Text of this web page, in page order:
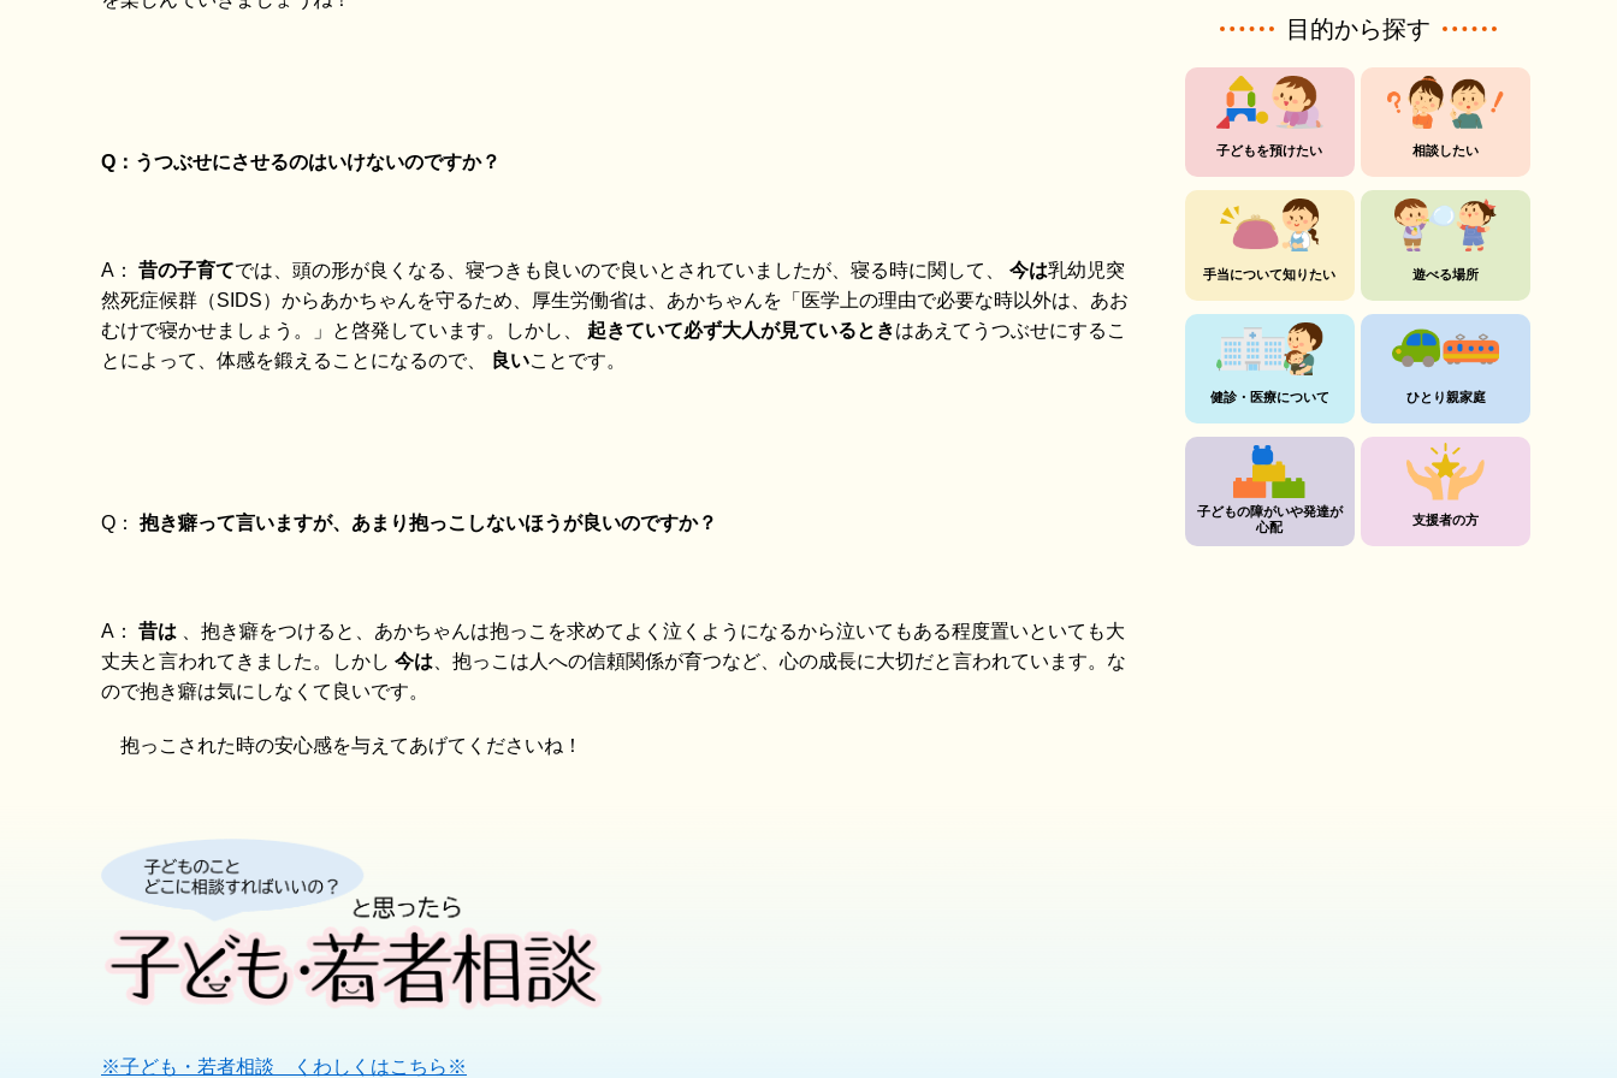
Q：うつぶせにさせるのはいけないのですか？
A： 昔の子育てでは、頭の形が良くなる、寝つきも良いので良いとされていましたが、寝る時に関して、 今は乳幼児突
然死症候群（SIDS）からあかちゃんを守るため、厚生労働省は、あかちゃんを「医学上の理由で必要な時以外は、あお
むけで寝かせましょう。」と啓発しています。しかし、
起きていて必ず大人が見ているときはあえてうつぶせにするこ
とによって、体感を鍛えることになるので、
良いことです。
Q： 抱き癖って言いますが、あまり抱っこしないほうが良いのですか？
A： 昔は
抱き癖をつけると、あかちゃんは抱っこを求めてよく泣くようになるから泣いてもある程度置いといても大
丈夫と言われてきました。しかし 今は 、抱っこは人への信頼関係が育つなど、心の成長に大切だと言われています。な
ので抱き癖は気にしなくて良いです。
抱っこされた時の安心感を与えてあげてくださいね！
※子ども・若者相談 くわしくはこちら※
目的から探す
子どもを預けたい 相談したい
手当について知りたい 遊べる場所
健診・医療について ひとり親家庭
子どもの障がいや発達が
心配
支援者の方